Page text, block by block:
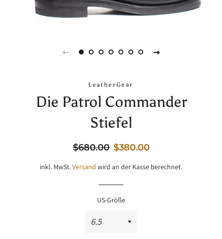
LeatherGear
Die Patrol Commander
Stiefel
Normaler
$680.00 Sale-
$380.00
inkl. MwSt.Versand wird an der Kasse berechnet.
US-Größe